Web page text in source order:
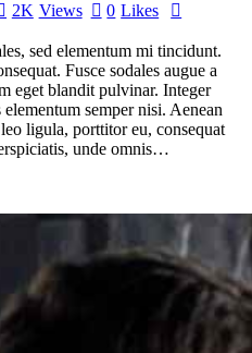
2K Views 0 Likes
sed elementum mi tincidunt.
Fusce sodales augue a
eget blandit pulvinar. Integer
semper nisi. Aenean
ligula, porttitor eu, consequat
unde omnis…